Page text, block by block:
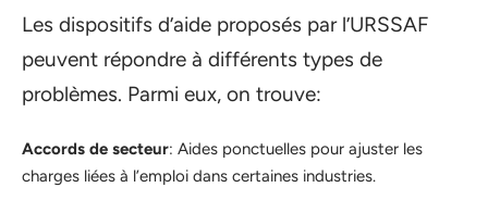
Les dispositifs d’aide proposés par l’URSSAF
peuvent répondre à différents types de
problèmes. Parmi eux, on trouve:
Accords de secteur: Aides ponctuelles pour ajuster les
charges liées à l’emploi dans certaines industries.